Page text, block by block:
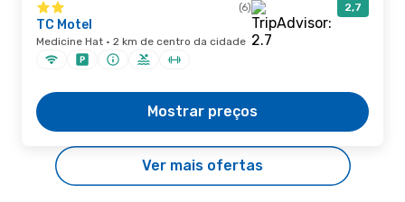
(6) 2,7
TC Motel
Medicine Hat · 2 km de centro da cidade
Mostrar preços
Ver mais ofertas